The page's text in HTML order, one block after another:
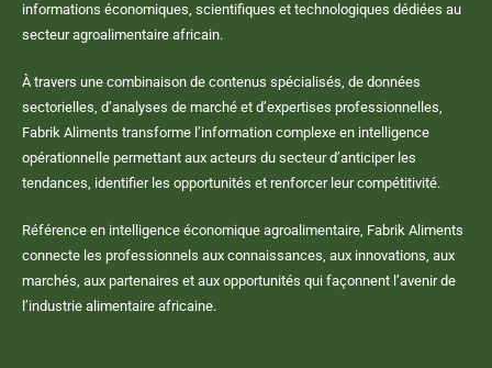
informations économiques, scientifiques et technologiques dédiées au
secteur agroalimentaire africain.
À travers une combinaison de contenus spécialisés, de données
sectorielles, d’analyses de marché et d’expertises professionnelles,
Fabrik Aliments transforme l’information complexe en intelligence
opérationnelle permettant aux acteurs du secteur d’anticiper les
tendances, identifier les opportunités et renforcer leur compétitivité.
Référence en intelligence économique agroalimentaire, Fabrik Aliments
connecte les professionnels aux connaissances, aux innovations, aux
marchés, aux partenaires et aux opportunités qui façonnent l’avenir de
l’industrie alimentaire africaine.